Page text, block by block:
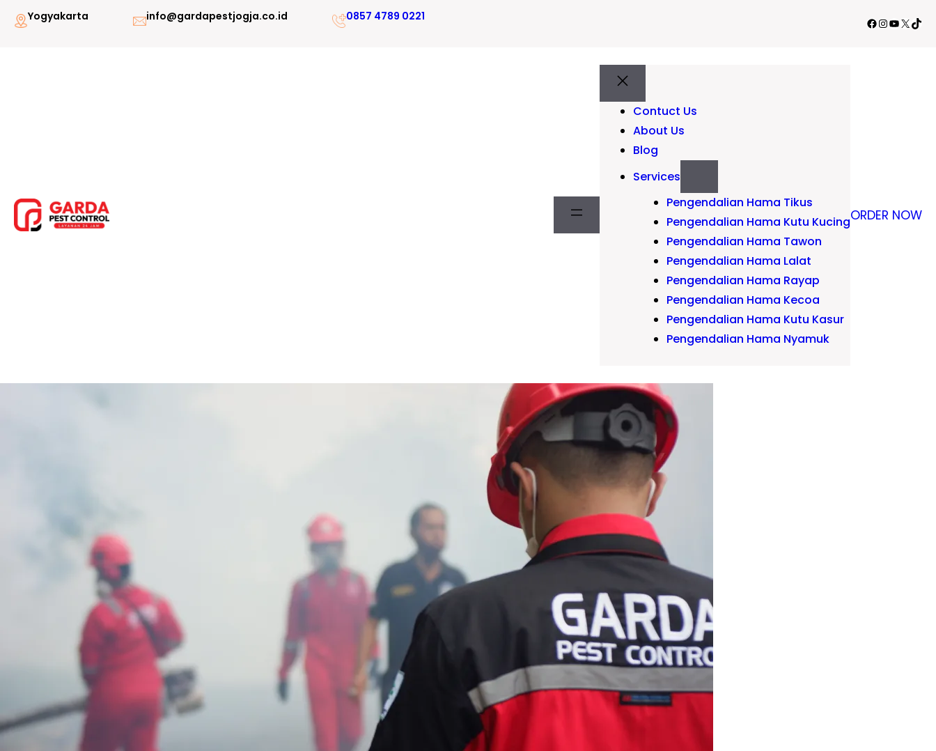
LewatiYogyakarta info@gardapestjogja.co.id 0857 4789 0221 Facebook
Instagram
YouTube
X
Contuct Us
About Us
Blog
Services
Pengendalian Hama Tikus
Pengendalian Hama Kutu Kucing
Pengendalian Hama Tawon
Pengendalian Hama Lalat
Pengendalian Hama Rayap
Pengendalian Hama Kecoa
Pengendalian Hama Kutu Kasur
Pengendalian Hama Nyamuk
ORDER NOW